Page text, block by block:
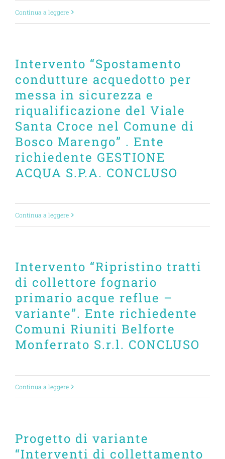
Continua a leggere
Intervento “Spostamento
condutture acquedotto per
messa in sicurezza e
riqualificazione del Viale
Santa Croce nel Comune di
Bosco Marengo” . Ente
richiedente GESTIONE
ACQUA S.P.A. CONCLUSO
Continua a leggere
Intervento “Ripristino tratti
di collettore fognario
primario acque reflue –
variante”. Ente richiedente
Comuni Riuniti Belforte
Monferrato S.r.l. CONCLUSO
Continua a leggere
Progetto di variante
“Interventi di collettamento